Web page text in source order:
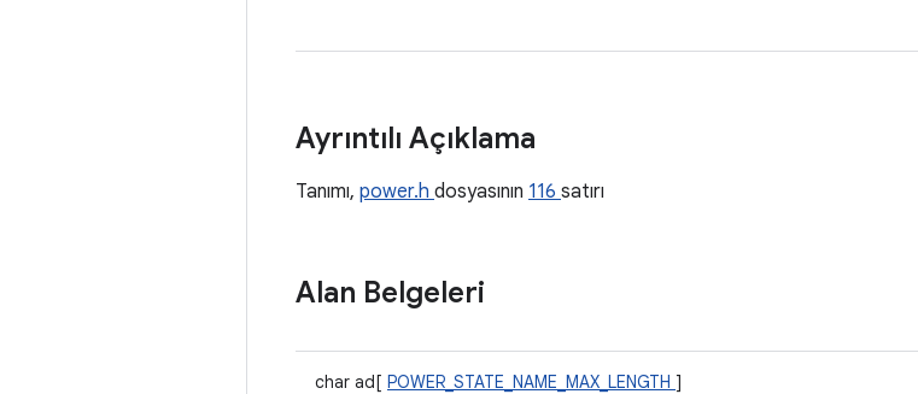
Ayrıntılı Açıklama
Tanımı, power.h dosyasının 116 satırı
Alan Belgeleri
char ad[ POWER_STATE_NAME_MAX_LENGTH ]